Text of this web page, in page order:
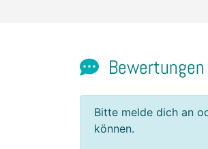
Bewertungen
Bitte melde dich an
können.